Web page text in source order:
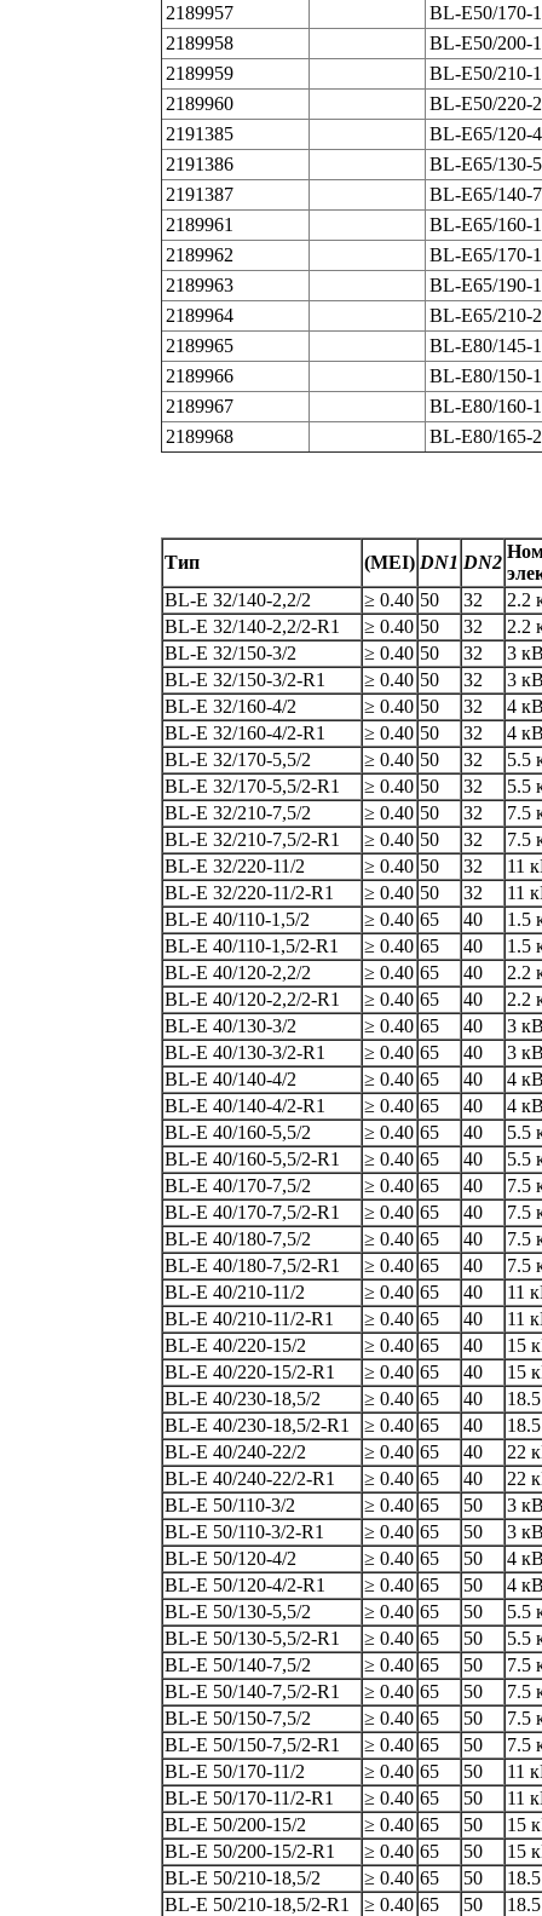
2189957
BL-E50/170-
2189958
BL-E50/200-
2189959
BL-E50/210-
2189960
BL-E50/220-
2191385
BL-E65/120-
2191386
BL-E65/130-
2191387
BL-E65/140-
2189961
BL-E65/160-
2189962
BL-E65/170-
2189963
BL-E65/190-
2189964
BL-E65/210-
2189965
BL-E80/145-
2189966
BL-E80/150-
2189967
BL-E80/160-
2189968
BL-E80/165-
Тип (MEI) DN1 DN2
BL-E 32/140-2,2/2
≥ 0.40 50 32
2.2
BL-E 32/140-2,2/2-R1
≥ 0.40 50 32
2.2
BL-E 32/150-3/2
≥ 0.40 50 32
3
BL-E 32/150-3/2-R1
≥ 0.40 50 32
3
BL-E 32/160-4/2
≥ 0.40 50 32
4
BL-E 32/160-4/2-R1
≥ 0.40 50 32
4
BL-E 32/170-5,5/2
≥ 0.40 50 32
5.5
BL-E 32/170-5,5/2-R1
≥ 0.40 50 32
5.5
BL-E 32/210-7,5/2
≥ 0.40 50 32
7.5
BL-E 32/210-7,5/2-R1
≥ 0.40 50 32
7.5
BL-E 32/220-11/2
≥ 0.40 50 32
11
BL-E 32/220-11/2-R1
≥ 0.40 50 32
11
BL-E 40/110-1,5/2
≥ 0.40 65 40
1.5
BL-E 40/110-1,5/2-R1
≥ 0.40 65 40
1.5
BL-E 40/120-2,2/2
≥ 0.40 65 40
2.2
BL-E 40/120-2,2/2-R1
≥ 0.40 65 40
2.2
BL-E 40/130-3/2
≥ 0.40 65 40
3
BL-E 40/130-3/2-R1
≥ 0.40 65 40
3
BL-E 40/140-4/2
≥ 0.40 65 40
4
BL-E 40/140-4/2-R1
≥ 0.40 65 40
4
BL-E 40/160-5,5/2
≥ 0.40 65 40
5.5
BL-E 40/160-5,5/2-R1
≥ 0.40 65 40
5.5
BL-E 40/170-7,5/2
≥ 0.40 65 40
7.5
BL-E 40/170-7,5/2-R1
≥ 0.40 65 40
7.5
BL-E 40/180-7,5/2
≥ 0.40 65 40
7.5
BL-E 40/180-7,5/2-R1
≥ 0.40 65 40
7.5
BL-E 40/210-11/2
≥ 0.40 65 40
11
BL-E 40/210-11/2-R1
≥ 0.40 65 40
11
BL-E 40/220-15/2
≥ 0.40 65 40
15
BL-E 40/220-15/2-R1
≥ 0.40 65 40
15
BL-E 40/230-18,5/2
≥ 0.40 65 40
BL-E 40/230-18,5/2-R1
≥ 0.40 65 40
BL-E 40/240-22/2
≥ 0.40 65 40
22
BL-E 40/240-22/2-R1
≥ 0.40 65 40
22
BL-E 50/110-3/2
≥ 0.40 65 50
3
BL-E 50/110-3/2-R1
≥ 0.40 65 50
3
BL-E 50/120-4/2
≥ 0.40 65 50
4
BL-E 50/120-4/2-R1
≥ 0.40 65 50
4
BL-E 50/130-5,5/2
≥ 0.40 65 50
5.5
BL-E 50/130-5,5/2-R1
≥ 0.40 65 50
5.5
BL-E 50/140-7,5/2
≥ 0.40 65 50
7.5
BL-E 50/140-7,5/2-R1
≥ 0.40 65 50
7.5
BL-E 50/150-7,5/2
≥ 0.40 65 50
7.5
BL-E 50/150-7,5/2-R1
≥ 0.40 65 50
7.5
BL-E 50/170-11/2
≥ 0.40 65 50
11
BL-E 50/170-11/2-R1
≥ 0.40 65 50
11
BL-E 50/200-15/2
≥ 0.40 65 50
15
BL-E 50/200-15/2-R1
≥ 0.40 65 50
15
BL-E 50/210-18,5/2
≥ 0.40 65 50
BL-E 50/210-18,5/2-R1
≥ 0.40 65 50